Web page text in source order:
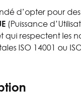
d’opter pour
(Puissance
qui respectent les
ISO 14001 ou